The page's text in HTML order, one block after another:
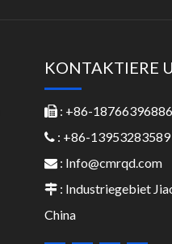
KONTAKTIERE
 : +86-18766396886
 : +86-13953283589
 : Info@cmrqd.com
 : Industriegebiet
China